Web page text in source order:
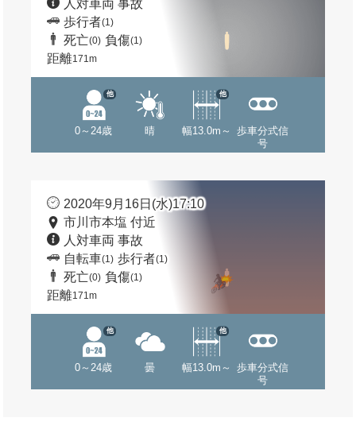
人対車両 事故
歩行者(1)
死亡(0) 負傷(1)
距離171m
0～24歳
他
晴 幅13.0m～
他
歩車分式信
号
2020年9月16日(水)17:10
市川市本塩 付近
人対車両 事故
自転車(1) 歩行者(1)
死亡(0) 負傷(1)
距離171m
0～24歳
他
曇 幅13.0m～
他
歩車分式信
号